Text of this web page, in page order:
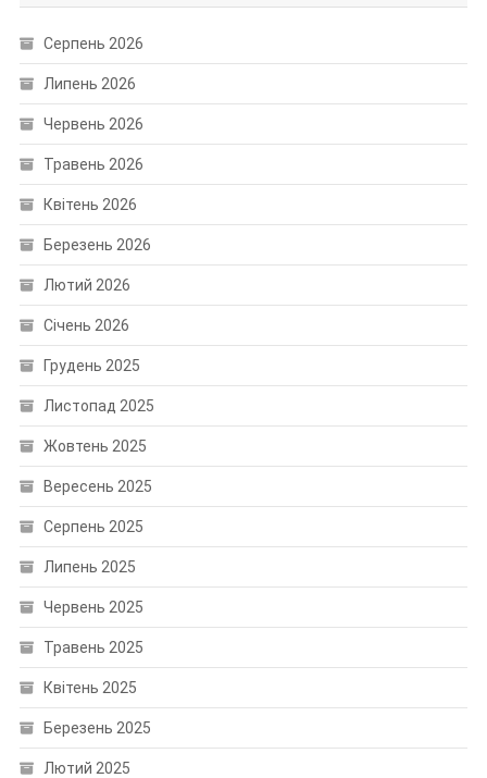
Серпень 2026
Липень 2026
Червень 2026
Травень 2026
Квітень 2026
Березень 2026
Лютий 2026
Січень 2026
Грудень 2025
Листопад 2025
Жовтень 2025
Вересень 2025
Серпень 2025
Липень 2025
Червень 2025
Травень 2025
Квітень 2025
Березень 2025
Лютий 2025